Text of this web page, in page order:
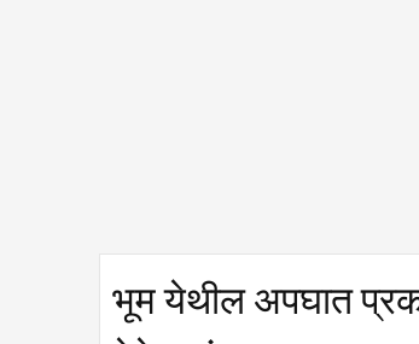
भूम येथील अपघात